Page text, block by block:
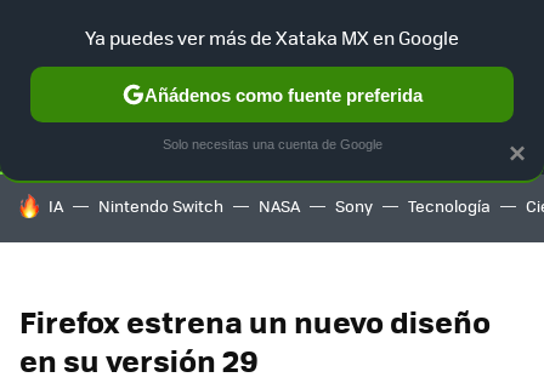
SELECCIÓN GAMING HOME AUTO TERRITORIO
HOY SE HABLA DE
IA Nintendo Switch NASA Sony Tecnología
Firefox estrena un nuevo diseño
en su versión 29
×
Ya puedes ver más de Xataka MX en Google
Añádenos como fuente preferida
Solo necesitas una cuenta de Google